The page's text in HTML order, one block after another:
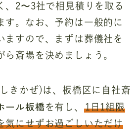
、2〜3社で相見積りを取る
す。なお、予約は一般的に
ますので、まずは葬儀社を
ら斎場を決めましょう。
きかぜ)は、板橋区に自社斎
ール板橋を有し、
1日1組限
気にせずお過ごしいただけ